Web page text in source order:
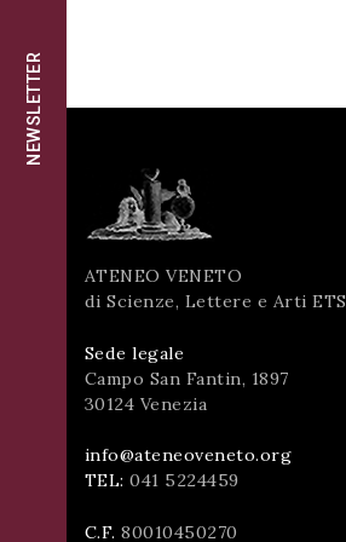
NEWSLETTER
ATENEO VENETO
di Scienze, Lettere e Arti ETS
Sede legale
Campo San Fantin, 1897
30124 Venezia
info@ateneoveneto.org
TEL: 041 5224459
C.F. 80010450270